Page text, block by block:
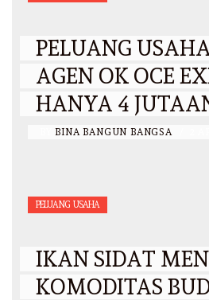
PELUANG
AGEN OK OCE
HANYA 4
BINA BANGUN BANGSA
PELUANG USAHA
IKAN SIDAT
KOMODITAS